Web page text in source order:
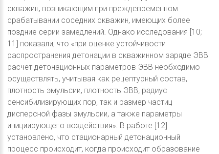
скважин, возникающим при преждевременном
срабатывании соседних скважин, имеющих более
поздние серии замедлений. Однако исследования [10;
11] показали, что «при оценке устойчивости
распространения детонации в скважинном заряде ЭВВ
расчет детонационных параметров ЭВВ необходимо
осуществлять, учитывая как рецептурный состав,
плотность эмульсии, плотность ЭВВ, радиус
сенсибилизирующих пор, так и размер частиц
дисперсной фазы эмульсии, а также параметры
инициирующего воздействия». В работе [12]
установлено, что стационарный детонационный
процесс происходит, когда происходит образование